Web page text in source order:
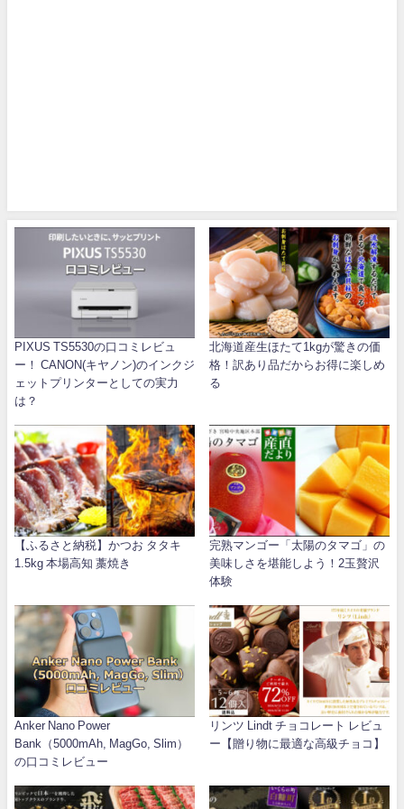
PIXUS TS5530の口コミレビュ
ー！ CANON(キヤノン)のインクジ
ェットプリンターとしての実力
は？
北海道産生ほたて1kgが驚きの価
格！訳あり品だからお得に楽しめ
る
【ふるさと納税】かつお タタキ
1.5kg 本場高知 藁焼き
完熟マンゴー「太陽のタマゴ」の
美味しさを堪能しよう！2玉贅沢
体験
Anker Nano Power
Bank（5000mAh, MagGo, Slim）
の口コミレビュー
リンツ Lindt チョコレート レビュ
ー【贈り物に最適な高級チョコ】